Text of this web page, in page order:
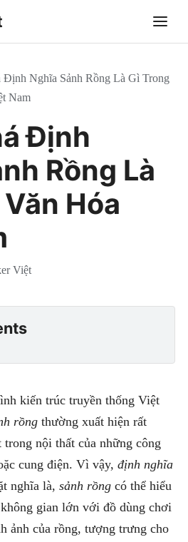
Định Nghĩa Sảnh Rồng Là Gì Trong
Nam
Định
Rồng Là
Hóa
Việt
kiến trúc truyền thống Việt
rồng thường xuất hiện rất
nội thất của những công
cung điện. Vì vậy, định nghĩa
nghĩa là, sảnh rồng có thể hiểu
gian lớn với đồ dùng chơi
ảnh của rồng, tượng trưng cho